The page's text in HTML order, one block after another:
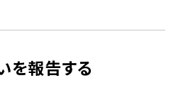
を報告する